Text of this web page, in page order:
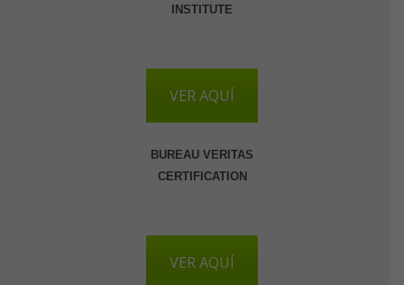
INSTITUTE
VER AQUÍ
BUREAU VERITAS
CERTIFICATION
VER AQUÍ